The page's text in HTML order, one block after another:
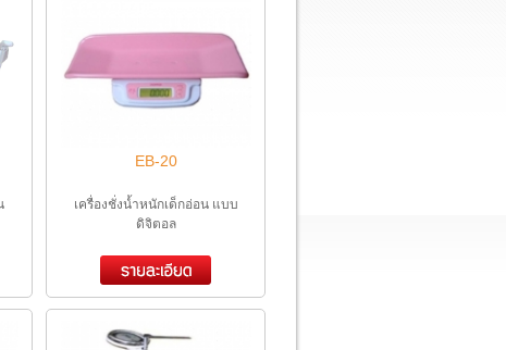
EB-20
เครื่องชั่งน้ำหนักเด็กอ่อน แบบ
ดิจิตอล